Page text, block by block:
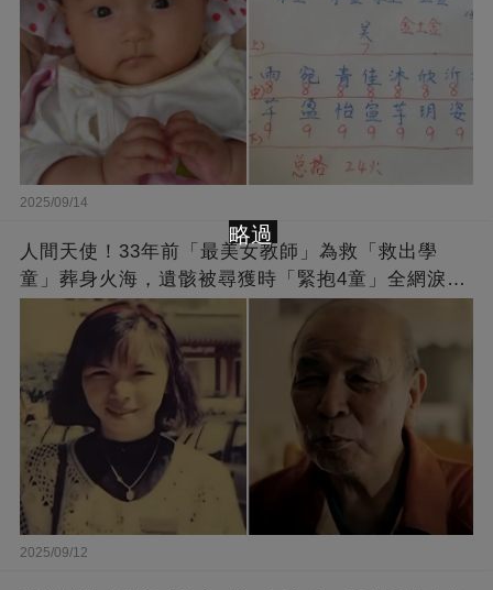
2025/09/14
人間天使！33年前「最美女教師」為救「救出學
童」葬身火海，遺骸被尋獲時「緊抱4童」全網淚
崩：真正的英雄不該被遺忘
2025/09/12
略過